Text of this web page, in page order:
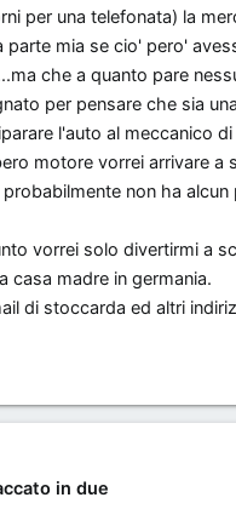
per una telefonata) la
parte mia se cio' pero'
che a quanto pare
per pensare che sia
l'auto al meccanico
motore vorrei arrivare a
non ha
vorrei solo divertirmi a
casa madre in germania.
di stoccarda ed altri
in due